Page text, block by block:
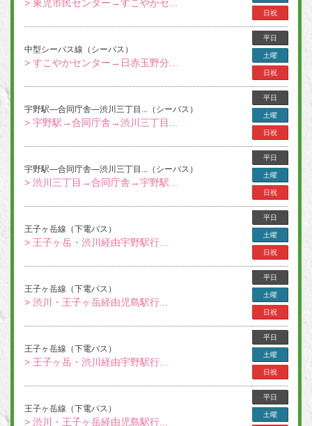
> 東児市民センター→すこやかセ...
日祝
中型シーバス線（シーバス）
> すこやかセンター→日赤玉野分...
平日
土曜
日祝
宇野駅―合同庁舎―渋川三丁目...（シーバス）
> 宇野駅→合同庁舎→渋川三丁目...
平日
土曜
日祝
宇野駅―合同庁舎―渋川三丁目...（シーバス）
> 渋川三丁目→合同庁舎→宇野駅...
平日
土曜
日祝
王子ヶ岳線（下電バス）
> 王子ヶ岳・渋川経由宇野駅行...
平日
土曜
日祝
王子ヶ岳線（下電バス）
> 渋川・王子ヶ岳経由児島駅行...
平日
土曜
日祝
王子ヶ岳線（下電バス）
> 王子ヶ岳・渋川経由宇野駅行...
平日
土曜
日祝
王子ヶ岳線（下電バス）
> 渋川・王子ヶ岳経由児島駅行...
平日
土曜